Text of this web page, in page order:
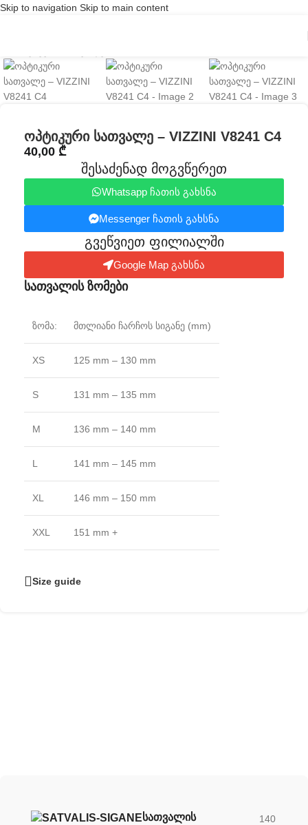
Skip to navigation Skip to main content
ოპტიკური სათვალე – VIZZINI V8241 C4
40,00 ₾
შესაძენად მოგვწერეთ
Whatsapp ჩათის გახსნა
Messenger ჩათის გახსნა
გვეწვიეთ ფილიალში​
Google Map გახსნა
სათვალის ზომები
ზომა: მთლიანი ჩარჩოს სიგანე (mm)
XS 125 mm – 130 mm
S 131 mm – 135 mm
M 136 mm – 140 mm
L 141 mm – 145 mm
XL 146 mm – 150 mm
XXL 151 mm +
Size guide
ᲡᲐᲗᲕᲐᲚᲘᲡ
140